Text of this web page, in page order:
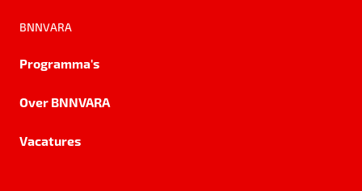
BNNVARA
Programma's
Over BNNVARA
Vacatures